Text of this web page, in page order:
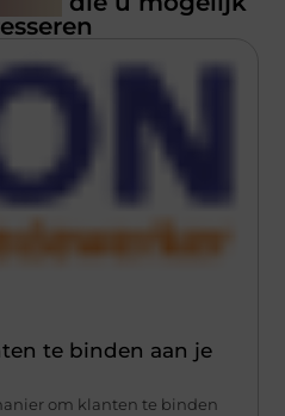
te binden aan je
om klanten te binden